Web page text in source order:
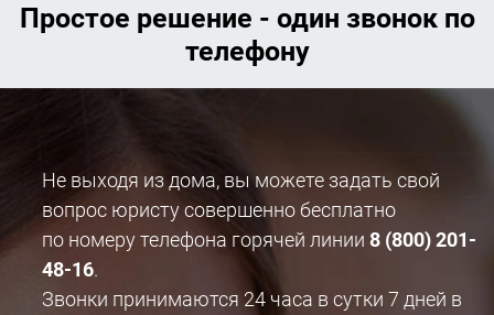
Простое решение - один звонок по
телефону
Не выходя из дома, вы можете задать свой
вопрос юристу совершенно бесплатно
по номеру телефона горячей линии 8 (800) 201-
48-16.
Звонки принимаются 24 часа в сутки 7 дней в